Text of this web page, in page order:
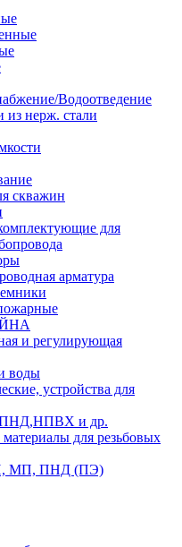
Водоотведение
нерж. стали
скважин
для
арматура
и регулирующая
воды
устройства для
и др.
для резьбовых
МП, ПНД (ПЭ)